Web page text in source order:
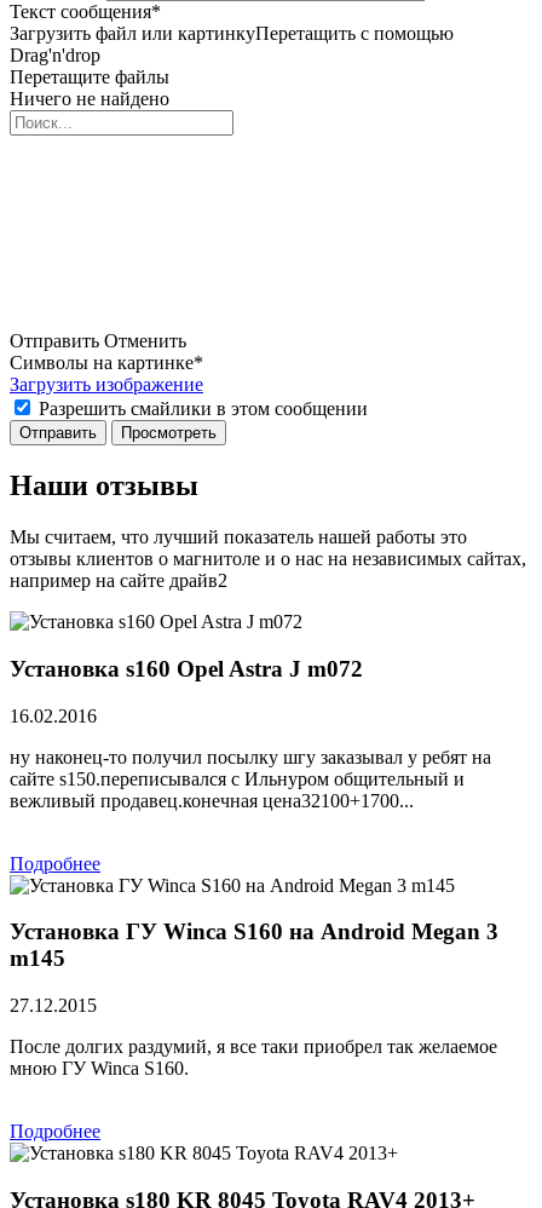
Текст сообщения*
Загрузить файл или картинкуПеретащить с помощью
Drag'n'drop
Перетащите файлы
Ничего не найдено
Отправить Отменить
Символы на картинке*
Загрузить изображение
Разрешить смайлики в этом сообщении
Наши отзывы
Мы считаем, что лучший показатель нашей работы это
отзывы клиентов о магнитоле и о нас на независимых сайтах,
например на сайте драйв2
Установка s160 Opel Astra J m072
16.02.2016
ну наконец-то получил посылку шгу заказывал у ребят на
сайте s150.переписывался с Ильнуром общительный и
вежливый продавец.конечная цена32100+1700...
Подробнее
Установка ГУ Winca S160 на Android Megan 3
m145
27.12.2015
После долгих раздумий, я все таки приобрел так желаемое
мною ГУ Winca S160.
Подробнее
Установка s180 KR 8045 Toyota RAV4 2013+